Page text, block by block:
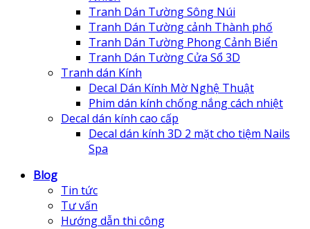
Tranh Dán Tường Sông Núi
Tranh Dán Tường cảnh Thành phố
Tranh Dán Tường Phong Cảnh Biển
Tranh Dán Tường Cửa Sổ 3D
Tranh dán Kính
Decal Dán Kính Mờ Nghệ Thuật
Phim dán kính chống nắng cách nhiệt
Decal dán kính cao cấp
Decal dán kính 3D 2 mặt cho tiệm Nails
Spa
Blog
Tin tức
Tư vấn
Hướng dẫn thi công